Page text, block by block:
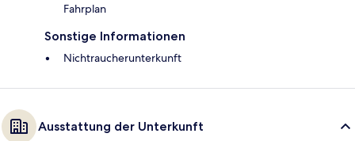
Fahrplan
Sonstige Informationen
Nichtraucherunterkunft
Ausstattung der Unterkunft